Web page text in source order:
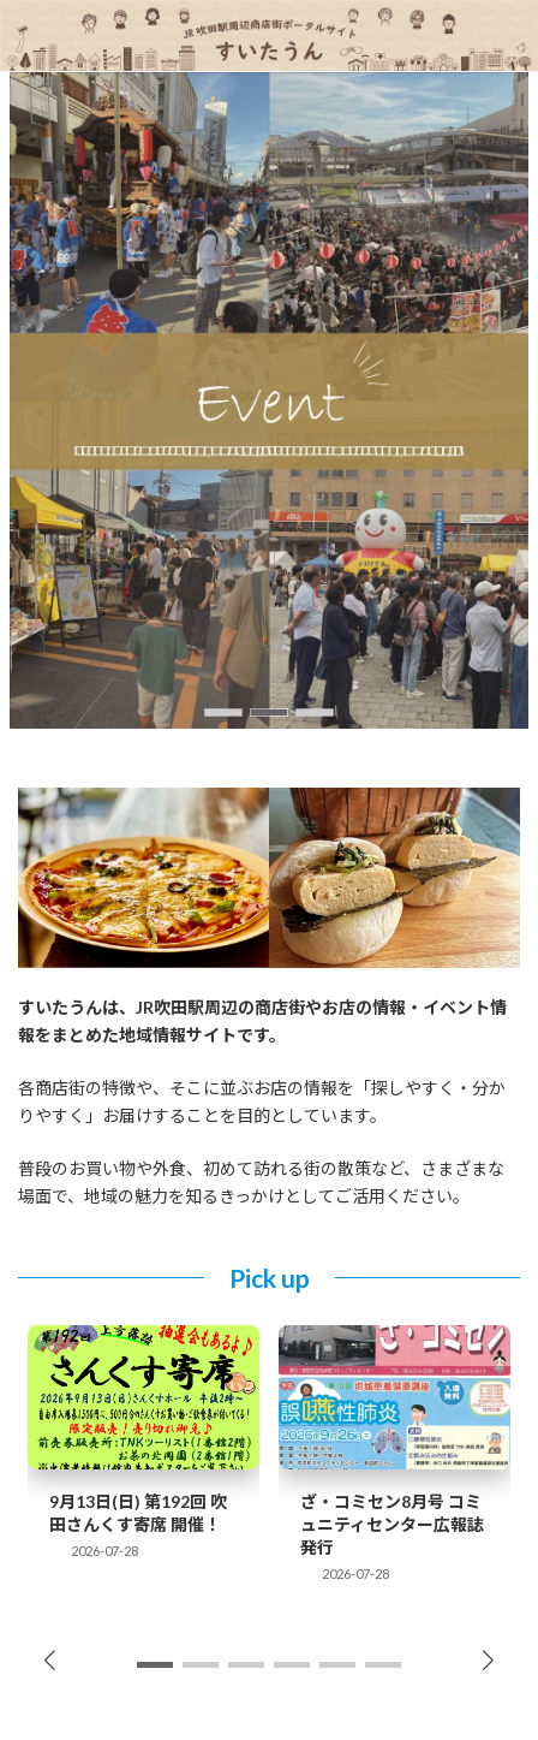
テ
ン
ツ
へ
ス
キ
ッ
プ
ゲ
ー
シ
ョ
ン
に
移
動
すいたうんは、JR吹田駅周辺の商店街やお店の情報・イベント情
報をまとめた地域情報サイトです。
各商店街の特徴や、そこに並ぶお店の情報を「探しやすく・分か
りやすく」お届けすることを目的としています。
普段のお買い物や外食、初めて訪れる街の散策など、さまざまな
場面で、地域の魅力を知るきっかけとしてご活用ください。
Pick up
9月13日(日) 第192回 吹
田さんくす寄席 開催！
2026-07-28
ざ・コミセン8月号 コミ
ュニティセンター広報誌
発行
2026-07-28